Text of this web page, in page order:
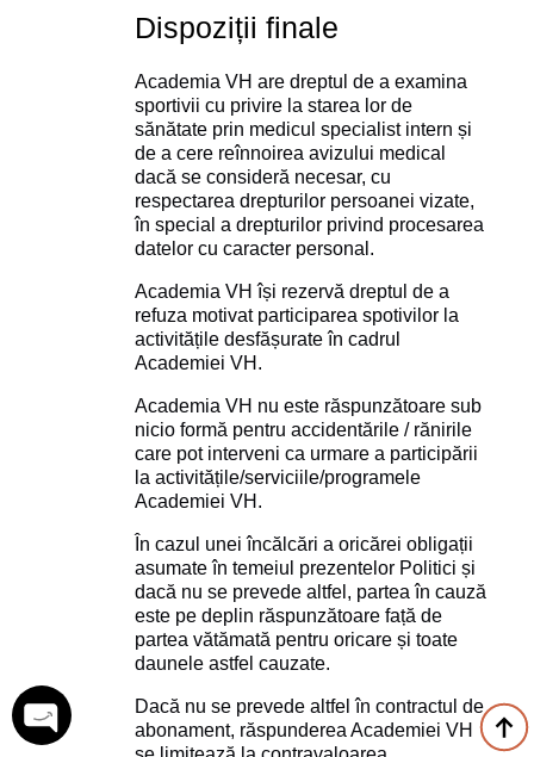
Dispoziții finale
Academia VH are dreptul de a examina
sportivii cu privire la starea lor de
sănătate prin medicul specialist intern și
de a cere reînnoirea avizului medical
dacă se consideră necesar, cu
respectarea drepturilor persoanei vizate,
în special a drepturilor privind procesarea
datelor cu caracter personal.
Academia VH își rezervă dreptul de a
refuza motivat participarea spotivilor la
activitățile desfășurate în cadrul
Academiei VH.
Academia VH nu este răspunzătoare sub
nicio formă pentru accidentările / rănirile
care pot interveni ca urmare a participării
la activitățile/serviciile/programele
Academiei VH.
În cazul unei încălcări a oricărei obligații
asumate în temeiul prezentelor Politici și
dacă nu se prevede altfel, partea în cauză
este pe deplin răspunzătoare față de
partea vătămată pentru oricare și toate
daunele astfel cauzate.
Dacă nu se prevede altfel în contractul de
abonament, răspunderea Academiei VH